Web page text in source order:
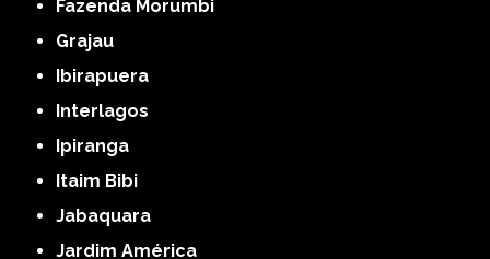
Fazenda Morumbi
Grajau
Ibirapuera
Interlagos
Ipiranga
Itaim Bibi
Jabaquara
Jardim América